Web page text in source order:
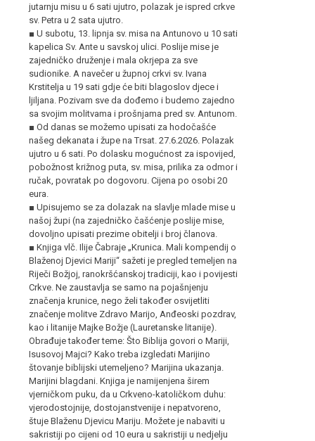
jutarnju misu u 6 sati ujutro, polazak je ispred crkve
sv. Petra u 2 sata ujutro.
■ U subotu, 13. lipnja sv. misa na Antunovo u 10 sati
kapelica Sv. Ante u savskoj ulici. Poslije mise je
zajedničko druženje i mala okrjepa za sve
sudionike. A navečer u župnoj crkvi sv. Ivana
Krstitelja u 19 sati gdje će biti blagoslov djece i
ljiljana. Pozivam sve da dođemo i budemo zajedno
sa svojim molitvama i prošnjama pred sv. Antunom.
■ Od danas se možemo upisati za hodočašće
našeg dekanata i župe na Trsat. 27.6.2026. Polazak
ujutro u 6 sati. Po dolasku mogućnost za ispovijed,
pobožnost križnog puta, sv. misa, prilika za odmor i
ručak, povratak po dogovoru. Cijena po osobi 20
eura.
■ Upisujemo se za dolazak na slavlje mlade mise u
našoj župi (na zajedničko čašćenje poslije mise,
dovoljno upisati prezime obitelji i broj članova.
■ Knjiga vlč. Ilije Čabraje „Krunica. Mali kompendij o
Blaženoj Djevici Mariji“ sažeti je pregled temeljen na
Riječi Božjoj, ranokršćanskoj tradiciji, kao i povijesti
Crkve. Ne zaustavlja se samo na pojašnjenju
značenja krunice, nego želi također osvijetliti
značenje molitve Zdravo Marijo, Anđeoski pozdrav,
kao i litanije Majke Božje (Lauretanske litanije).
Obrađuje također teme: Što Biblija govori o Mariji,
Isusovoj Majci? Kako treba izgledati Marijino
štovanje biblijski utemeljeno? Marijina ukazanja.
Marijini blagdani. Knjiga je namijenjena širem
vjerničkom puku, da u Crkveno-katoličkom duhu:
vjerodostojnije, dostojanstvenije i nepatvoreno,
štuje Blaženu Djevicu Mariju. Možete je nabaviti u
sakristiji po cijeni od 10 eura u sakristiji u nedjelju